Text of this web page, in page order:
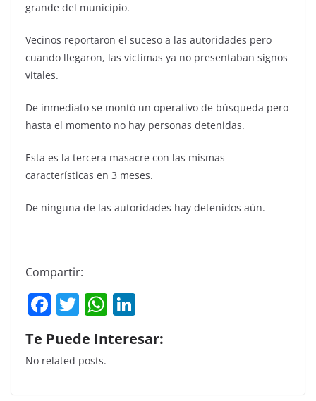
grande del municipio.
Vecinos reportaron el suceso a las autoridades pero
cuando llegaron, las víctimas ya no presentaban signos
vitales.
De inmediato se montó un operativo de búsqueda pero
hasta el momento no hay personas detenidas.
Esta es la tercera masacre con las mismas
características en 3 meses.
De ninguna de las autoridades hay detenidos aún.
Compartir:
F
a
c
e
T
w
itt
er
W
h
at k
Te Puede Interesar:
No related posts.